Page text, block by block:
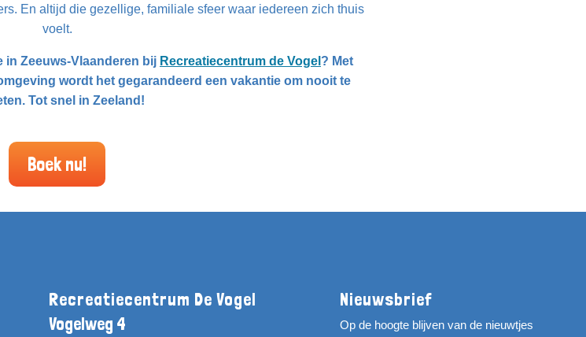
En altijd die gezellige, familiale sfeer waar iedereen zich thuis
voelt.
in Zeeuws-Vlaanderen bij Recreatiecentrum de Vogel ? Met
wordt het gegarandeerd een vakantie om nooit te
Tot snel in Zeeland!
Boek nu!
Recreatiecentrum De Vogel
Vogelweg 4
Nieuwsbrief
Op de hoogte blijven van de nieuwtjes